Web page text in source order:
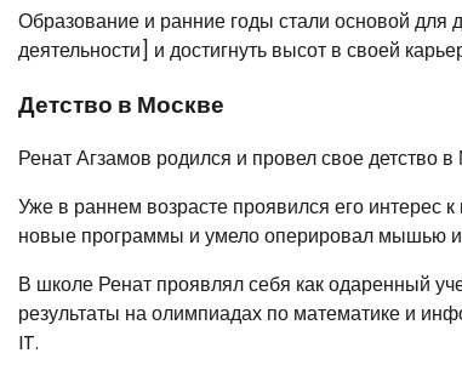
Образование и ранние годы стали основой для
деятельности] и достигнуть высот в своей
Детство в Москве
Ренат Агзамов родился и провел свое детство в
Уже в раннем возрасте проявился его
новые программы и умело оперировал мышью и
В школе Ренат проявлял себя как одаренный
результаты на олимпиадах по математике и
IT.